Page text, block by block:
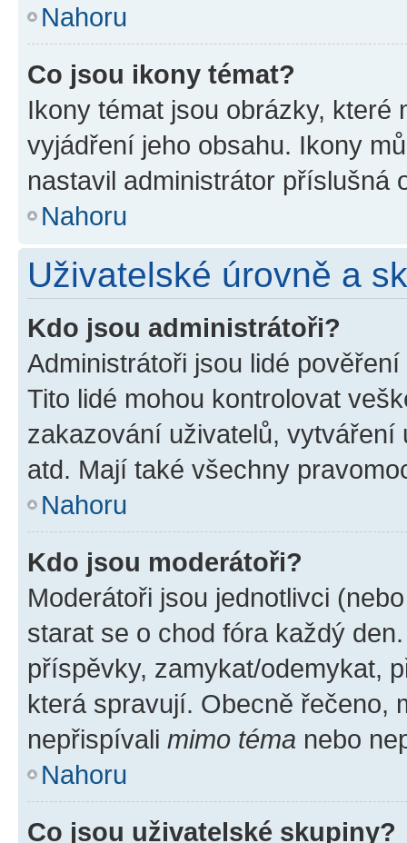
Nahoru
Co jsou ikony témat?
Ikony témat jsou obrázky,
vyjádření jeho obsahu. Ikony
nastavil administrátor příslušná
Nahoru
Uživatelské úrovně a
Kdo jsou administrátoři?
Administrátoři jsou lidé
Tito lidé mohou kontrolovat
zakazování uživatelů,
atd. Mají také všechny
Nahoru
Kdo jsou moderátoři?
Moderátoři jsou jednotlivci
starat se o chod fóra každý
příspěvky, zamykat/odemykat,
která spravují. Obecně řečeno,
nepřispívali mimo téma nebo
Nahoru
Co jsou uživatelské skupiny?